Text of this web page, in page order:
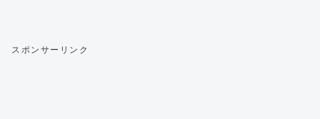
スポンサーリンク